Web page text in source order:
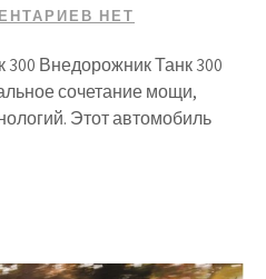
НЕТ
Внедорожник Танк 300
сочетание мощи,
Этот автомобиль